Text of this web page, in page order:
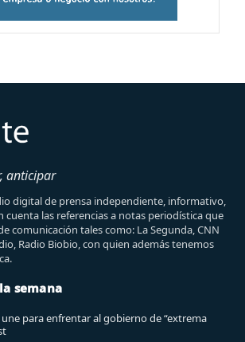
anticipar
digital de prensa independiente, informativo,
cuenta las referencias a notas periodística que
comunicación tales como: La Segunda, CNN
Radio Biobio, con quien además tenemos
semana
para enfrentar al gobierno de “extrema